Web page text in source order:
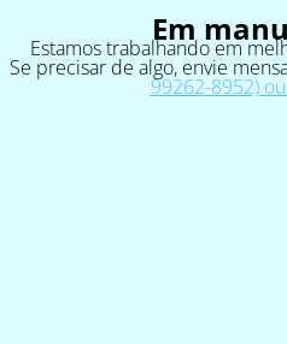
Em
Estamos trabalhando em
Se precisar de algo, envie
99262-8952)